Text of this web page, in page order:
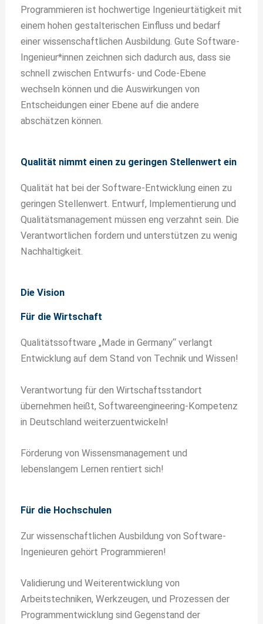
Programmieren ist hochwertige Ingenieurtätigkeit mit
einem hohen gestalterischen Einfluss und bedarf
einer wissenschaftlichen Ausbildung. Gute Software-
Ingenieur*innen zeichnen sich dadurch aus, dass sie
schnell zwischen Entwurfs- und Code-Ebene
wechseln können und die Auswirkungen von
Entscheidungen einer Ebene auf die andere
abschätzen können.
Qualität nimmt einen zu geringen Stellenwert ein
Qualität hat bei der Software-Entwicklung einen zu
geringen Stellenwert. Entwurf, Implementierung und
Qualitätsmanagement müssen eng verzahnt sein. Die
Verantwortlichen fordern und unterstützen zu wenig
Nachhaltigkeit.
Die Vision
Für die Wirtschaft
Qualitätssoftware „Made in Germany“ verlangt
Entwicklung auf dem Stand von Technik und Wissen!
Verantwortung für den Wirtschaftsstandort
übernehmen heißt, Softwareengineering-Kompetenz
in Deutschland weiterzuentwickeln!
Förderung von Wissensmanagement und
lebenslangem Lernen rentiert sich!
Für die Hochschulen
Zur wissenschaftlichen Ausbildung von Software-
Ingenieuren gehört Programmieren!
Validierung und Weiterentwicklung von
Arbeitstechniken, Werkzeugen, und Prozessen der
Programmentwicklung sind Gegenstand der